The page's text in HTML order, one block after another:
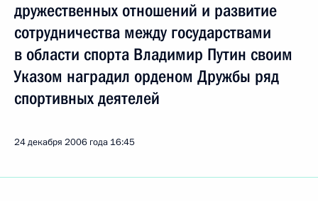
дружественных отношений и развитие
сотрудничества между государствами
в области спорта Владимир Путин своим
Указом наградил орденом Дружбы ряд
спортивных деятелей
24 декабря 2006 года 16:45